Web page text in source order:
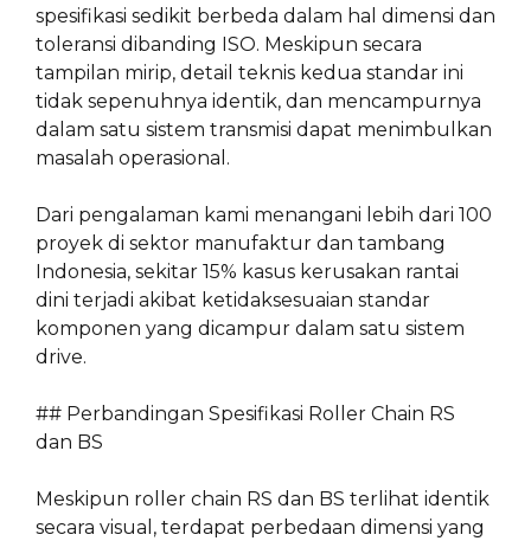
spesifikasi sedikit berbeda dalam hal dimensi dan
toleransi dibanding ISO. Meskipun secara
tampilan mirip, detail teknis kedua standar ini
tidak sepenuhnya identik, dan mencampurnya
dalam satu sistem transmisi dapat menimbulkan
masalah operasional.
Dari pengalaman kami menangani lebih dari 100
proyek di sektor manufaktur dan tambang
Indonesia, sekitar 15% kasus kerusakan rantai
dini terjadi akibat ketidaksesuaian standar
komponen yang dicampur dalam satu sistem
drive.
## Perbandingan Spesifikasi Roller Chain RS
dan BS
Meskipun roller chain RS dan BS terlihat identik
secara visual, terdapat perbedaan dimensi yang